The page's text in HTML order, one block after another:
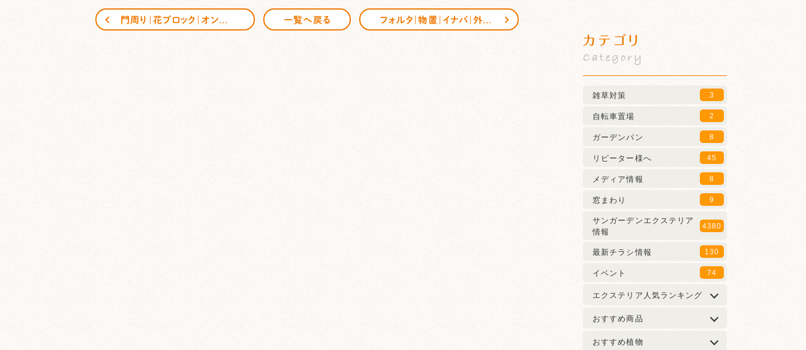
一覧へ戻る
カテゴリ
Category
雑草対策 3
自転車置場 2
ガーデンパン 8
リピーター様へ 45
メディア情報 8
窓まわり 9
サンガーデンエクステリア
情報
4380
最新チラシ情報 130
イベント 74
エクステリア人気ランキング
おすすめ商品
おすすめ植物